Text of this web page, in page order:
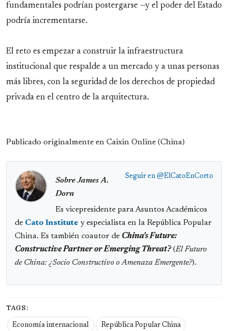
fundamentales podrían postergarse —y el poder del Estado
podría incrementarse.
El reto es empezar a construir la infraestructura
institucional que respalde a un mercado y a unas personas
más libres, con la seguridad de los derechos de propiedad
privada en el centro de la arquitectura.
Publicado originalmente en Caixin Online (China)
Seguir en @ElCatoEnCorto
Sobre James A.
Dorn
Es vicepresidente para Asuntos Académicos
de Cato Institute y especialista en la República Popular
China. Es también coautor de China's Future:
Constructive Partner or Emerging Threat?(El Futuro
de China: ¿Socio Constructivo o Amenaza Emergente?).
TAGS:
Economía internacional República Popular China